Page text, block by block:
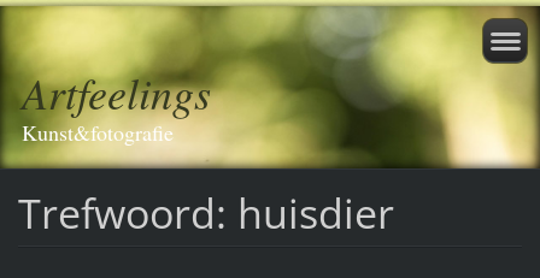
Artfeelings
Kunst&fotografie
Trefwoord: huisdier